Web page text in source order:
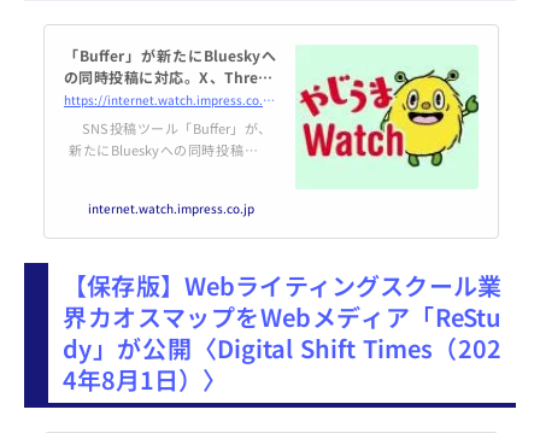
「Buffer」が新たにBlueskyへ
の同時投稿に対応。X、Thread
sとのマルチポストも可能に【や
じうまWatch】
https://internet.watch.impress.co.jp/docs/yajiuma/1612997.html
SNS投稿ツール「Buffer」が、
新たにBlueskyへの同時投稿に対
internet.watch.impress.co.jp
【保存版】Webライティングスクール業
界カオスマップをWebメディア「ReStu
dy」が公開〈Digital Shift Times（202
4年8月1日）〉